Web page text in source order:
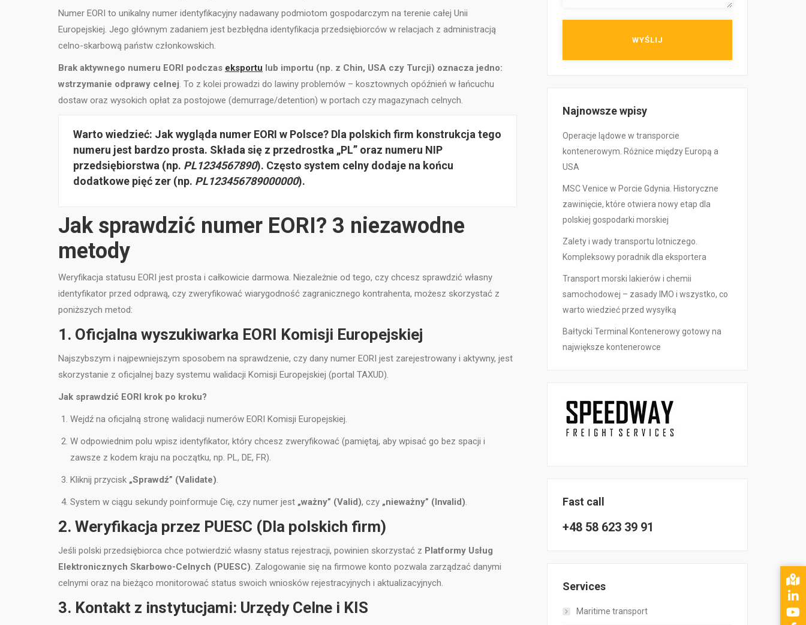
Numer EORI to unikalny numer identyfikacyjny nadawany podmiotom gospodarczym na terenie całej Unii
Europejskiej. Jego głównym zadaniem jest bezbłędna identyfikacja przedsiębiorców w relacjach z administracją
celno-skarbową państw członkowskich.
Brak aktywnego numeru EORI podczas eksportu lub importu (np. z Chin, USA czy Turcji) oznacza jedno:
wstrzymanie odprawy celnej . To z kolei prowadzi do lawiny problemów – kosztownych opóźnień w łańcuchu
dostaw oraz wysokich opłat za postojowe (demurrage/detention) w portach czy magazynach celnych.
Warto wiedzieć: Jak wygląda numer EORI w Polsce? Dla polskich firm konstrukcja tego
numeru jest bardzo prosta. Składa się z przedrostka „PL” oraz numeru NIP
przedsiębiorstwa (np. PL1234567890). Często system celny dodaje na końcu
dodatkowe pięć zer (np. PL123456789000000).
Jak sprawdzić numer EORI? 3 niezawodne
metody
Weryfikacja statusu EORI jest prosta i całkowicie darmowa. Niezależnie od tego, czy chcesz sprawdzić własny
identyfikator przed odprawą, czy zweryfikować wiarygodność zagranicznego kontrahenta, możesz skorzystać z
poniższych metod:
1. Oficjalna wyszukiwarka EORI Komisji Europejskiej
Najszybszym i najpewniejszym sposobem na sprawdzenie, czy dany numer EORI jest zarejestrowany i aktywny, jest
skorzystanie z oficjalnej bazy systemu walidacji Komisji Europejskiej (portal TAXUD).
Jak sprawdzić EORI krok po kroku?
Wejdź na oficjalną stronę walidacji numerów EORI Komisji Europejskiej.
W odpowiednim polu wpisz identyfikator, który chcesz zweryfikować (pamiętaj, aby wpisać go bez spacji i
zawsze z kodem kraju na początku, np. PL, DE, FR).
Kliknij przycisk „Sprawdź” (Validate)
System w ciągu sekundy poinformuje Cię, czy numer jest „ważny” (Valid), czy „nieważny” (Invalid)
2. Weryfikacja przez PUESC (Dla polskich firm)
Jeśli polski przedsiębiorca chce potwierdzić własny status rejestracji, powinien skorzystać z Platformy Usług
Elektronicznych Skarbowo-Celnych (PUESC) . Zalogowanie się na firmowe konto pozwala zarządzać danymi
celnymi oraz na bieżąco monitorować status swoich wniosków rejestracyjnych i aktualizacyjnych.
3. Kontakt z instytucjami: Urzędy Celne i KIS
Najnowsze wpisy
Operacje lądowe w transporcie
kontenerowym. Różnice między Europą a
USA
MSC Venice w Porcie Gdynia. Historyczne
zawinięcie, które otwiera nowy etap dla
polskiej gospodarki morskiej
Zalety i wady transportu lotniczego.
Kompleksowy poradnik dla eksportera
Transport morski lakierów i chemii
samochodowej – zasady IMO i wszystko, co
warto wiedzieć przed wysyłką
Bałtycki Terminal Kontenerowy gotowy na
największe kontenerowce
Fast call
+48 58 623 39 91
Services
Maritime transport